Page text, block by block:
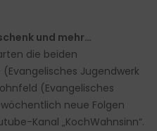
und mehr…
die beiden
Jugendwerk
(Evangelisches
neue Folgen
Kanal „KochWahnsinn“.